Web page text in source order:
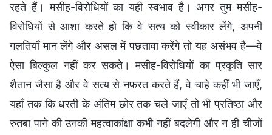
रहते हैं। मसीह-विरोधियों का यही स्वभाव है। अगर तुम मसीह-
विरोधियों से आशा करते हो कि वे सत्य को स्वीकार लेंगे, अपनी
गलतियाँ मान लेंगे और असल में पछतावा करेंगे तो यह असंभव है—वे
ऐसा बिल्कुल नहीं कर सकते। मसीह-विरोधियों का प्रकृति सार
शैतान जैसा है और वे सत्य से नफरत करते हैं, वे चाहे कहीं भी जाएँ,
यहाँ तक कि धरती के अंतिम छोर तक चले जाएँ तो भी प्रतिष्ठा और
रुतबा पाने की उनकी महत्वाकांक्षा कभी नहीं बदलेगी और न ही चीजों